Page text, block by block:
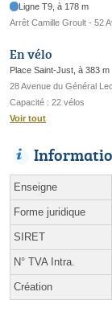
Ligne T9, à 178 m
Arrêt Camille Groult - 52
En vélo
Place Saint-Just, à 383 m
28 Avenue du Général
Capacité : 22 vélos
Voir tout
Enseigne
Forme juridique
SIRET
N° TVA Intra.
Création